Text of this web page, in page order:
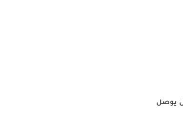
يوصل